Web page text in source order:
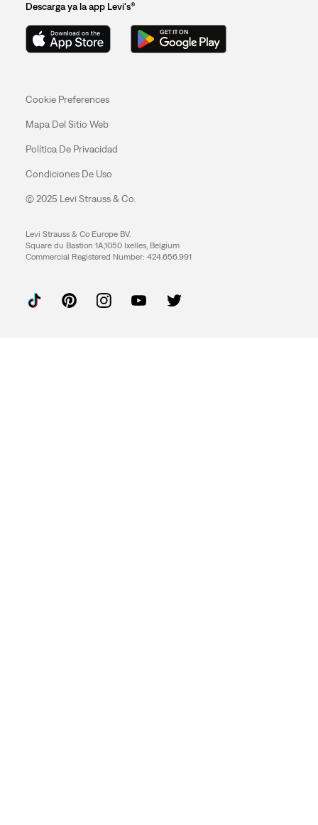
Descarga ya la app Levi's®
Cookie Preferences
Mapa Del Sitio Web
Política De Privacidad
Condiciones De Uso
© 2025 Levi Strauss & Co.
Levi Strauss & Co Europe BV.
Square du Bastion 1A,1050 Ixelles, Belgium
Commercial Registered Number: 424.656.991